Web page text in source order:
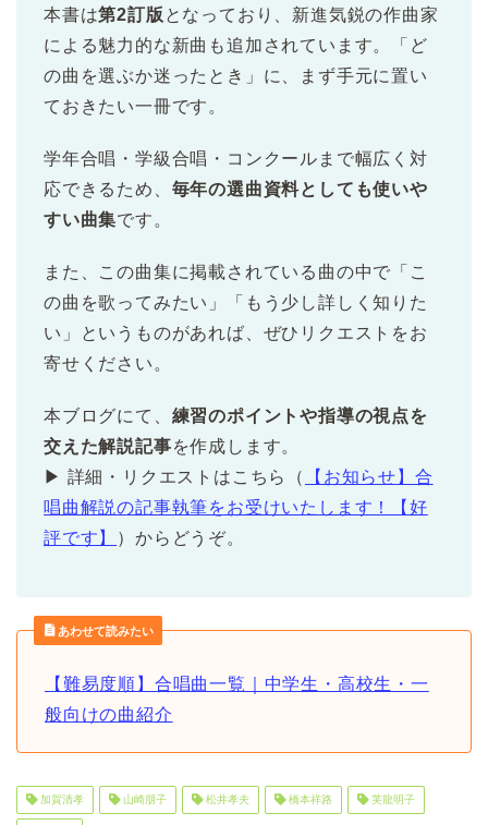
本書は第2訂版 となっており、新進気鋭の作曲家
による魅力的な新曲も追加されています。「ど
の曲を選ぶか迷ったとき」に、まず手元に置い
ておきたい一冊です。
学年合唱・学級合唱・コンクールまで幅広く対
応できるため、 毎年の選曲資料としても使いや
すい曲集です。
また、この曲集に掲載されている曲の中で「こ
の曲を歌ってみたい」「もう少し詳しく知りた
い」というものがあれば、ぜひリクエストをお
寄せください。
本ブログにて、 練習のポイントや指導の視点を
交えた解説記事を作成します。
▶ 詳細・リクエストはこちら（
【お知らせ】合
唱曲解説の記事執筆をお受けいたします！【好
評です】
）からどうぞ。
あわせて読みたい
【難易度順】合唱曲一覧｜中学生・高校生・一
般向けの曲紹介
加賀清孝 山崎朋子 松井孝夫 橋本祥路 芙龍明子